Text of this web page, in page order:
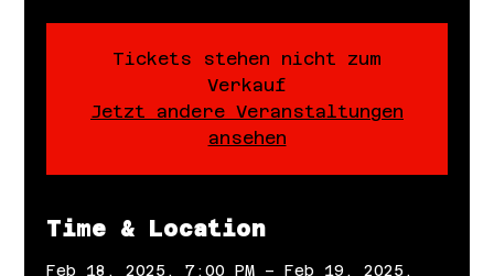
Tickets stehen nicht zum
Verkauf
Jetzt andere Veranstaltungen
ansehen
Time & Location
Feb 18, 2025, 7:00 PM – Feb 19, 2025,